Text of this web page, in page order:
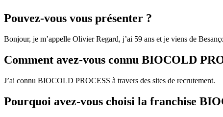
Pouvez-vous vous présenter ?
Bonjour, je m’appelle Olivier Regard, j’ai 59 ans et je viens de
Comment avez-vous connu BIOCOLD
J’ai connu BIOCOLD PROCESS à travers des sites de recrutement.
Pourquoi avez-vous choisi la franchise